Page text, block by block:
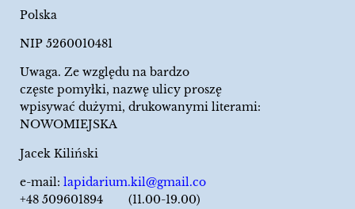
Polska
NIP 5260010481
Uwaga. Ze względu na bardzo
częste pomyłki, nazwę ulicy proszę
wpisywać dużymi, drukowanymi literami:
NOWOMIEJSKA
Jacek Kiliński
e-mail: lapidarium.kil@gmail.co
+48 509601894 (11.00-19.00)